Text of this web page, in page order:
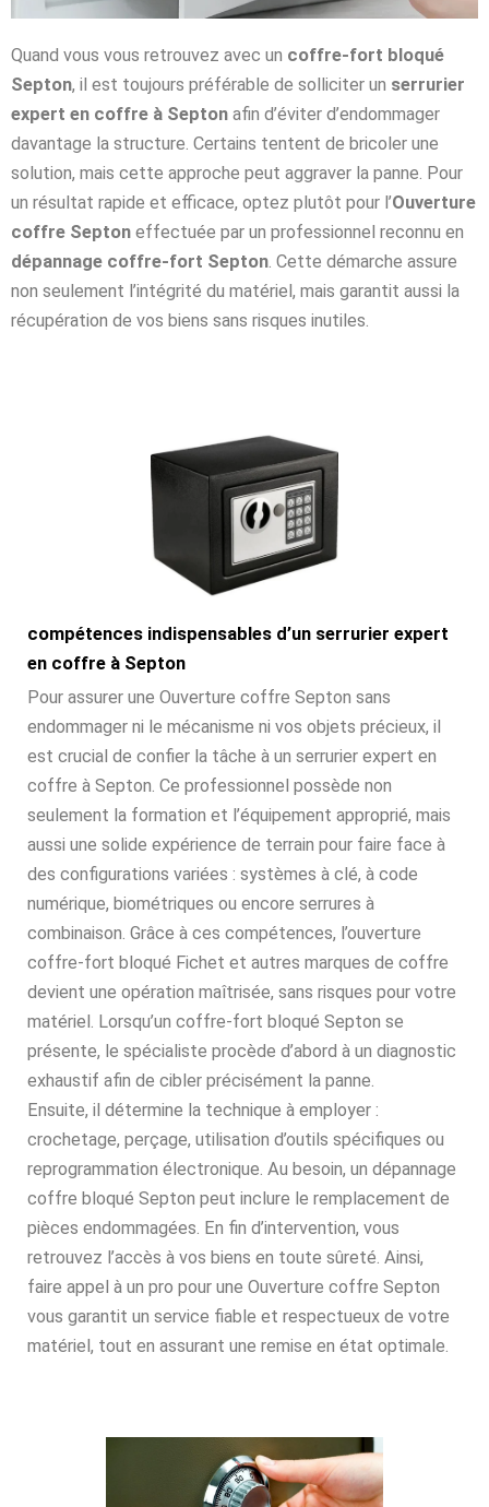
Quand vous vous retrouvez avec un coffre-fort bloqué
Septon, il est toujours préférable de solliciter un serrurier
expert en coffre à Septon afin d’éviter d’endommager
davantage la structure. Certains tentent de bricoler une
solution, mais cette approche peut aggraver la panne. Pour
un résultat rapide et efficace, optez plutôt pour l’Ouverture
coffre Septon effectuée par un professionnel reconnu en
dépannage coffre-fort Septon. Cette démarche assure
non seulement l’intégrité du matériel, mais garantit aussi la
récupération de vos biens sans risques inutiles.
compétences indispensables d’un serrurier expert
en coffre à Septon
Pour assurer une Ouverture coffre Septon sans
endommager ni le mécanisme ni vos objets précieux, il
est crucial de confier la tâche à un serrurier expert en
coffre à Septon. Ce professionnel possède non
seulement la formation et l’équipement approprié, mais
aussi une solide expérience de terrain pour faire face à
des configurations variées : systèmes à clé, à code
numérique, biométriques ou encore serrures à
combinaison. Grâce à ces compétences, l’ouverture
coffre-fort bloqué Fichet et autres marques de coffre
devient une opération maîtrisée, sans risques pour votre
matériel. Lorsqu’un coffre-fort bloqué Septon se
présente, le spécialiste procède d’abord à un diagnostic
exhaustif afin de cibler précisément la panne.
Ensuite, il détermine la technique à employer :
crochetage, perçage, utilisation d’outils spécifiques ou
reprogrammation électronique. Au besoin, un dépannage
coffre bloqué Septon peut inclure le remplacement de
pièces endommagées. En fin d’intervention, vous
retrouvez l’accès à vos biens en toute sûreté. Ainsi,
faire appel à un pro pour une Ouverture coffre Septon
vous garantit un service fiable et respectueux de votre
matériel, tout en assurant une remise en état optimale.